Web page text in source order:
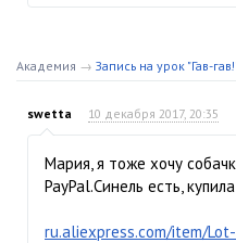
Академия → Запись на урок "Гав-
swetta 10 декабря 2017, 20:35
Мария, я тоже хочу
PayPal.Синель есть,
ru.aliexpress.com/item/